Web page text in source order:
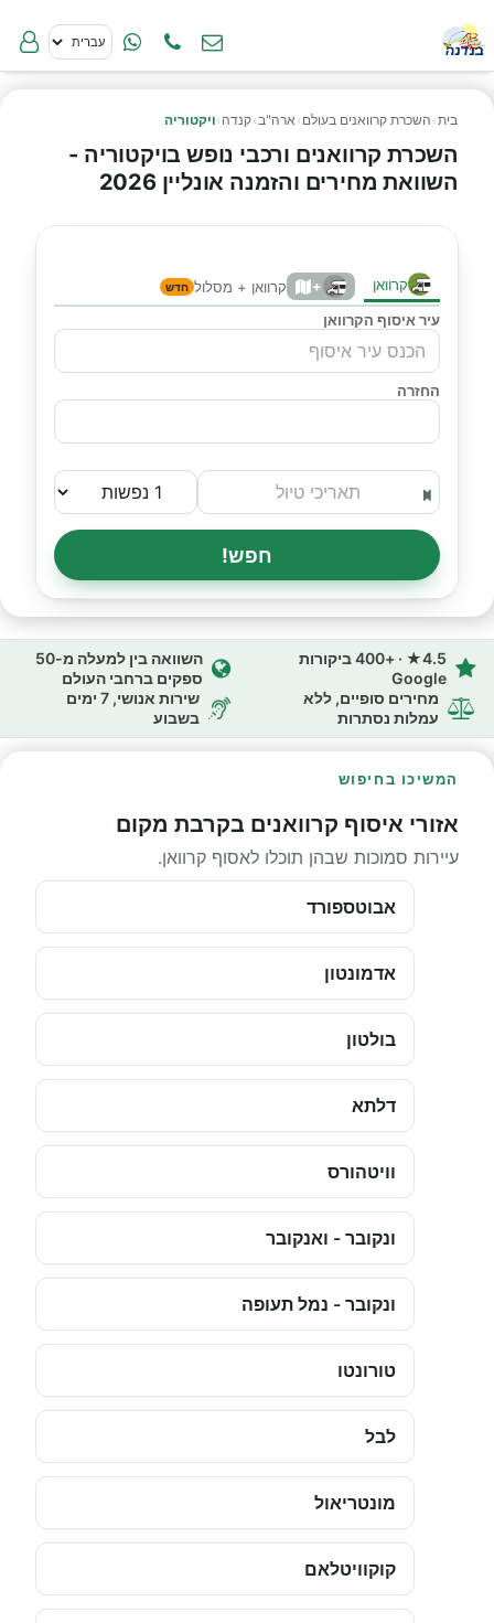
בית› השכרת קרוואנים בעולם › ארה"ב›קנדה ›ויקטוריה
השכרת קרוואנים ורכבי נופש בויקטוריה -
השוואת מחירים והזמנה אונליין 2026
קרוואן + קרוואן + מסלול חדש
עיר איסוף הקרוואן
החזרה
חפש!
4.5★ · +400 ביקורות
Google
השוואה בין למעלה מ-50
ספקים ברחבי העולם
מחירים סופיים, ללא
עמלות נסתרות
שירות אנושי, 7 ימים
בשבוע
המשיכו בחיפוש
אזורי איסוף קרוואנים בקרבת מקום
עיירות סמוכות שבהן תוכלו לאסוף קרוואן.
אבוטספורד
אדמונטון
בולטון
דלתא
וויטהורס
ונקובר - ואנקובר
ונקובר - נמל תעופה
טורונטו
לבל
מונטריאול
קוקוויטלאם